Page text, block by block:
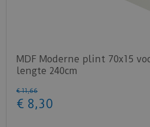
MDF Moderne plint 70x15
lengte 240cm
€ 11,66
€ 8,30